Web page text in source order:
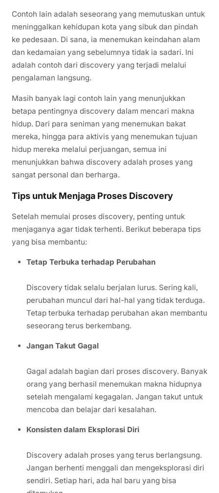
Contoh lain adalah seseorang yang memutuskan untuk
meninggalkan kehidupan kota yang sibuk dan pindah
ke pedesaan. Di sana, ia menemukan keindahan alam
dan kedamaian yang sebelumnya tidak ia sadari. Ini
adalah contoh dari discovery yang terjadi melalui
pengalaman langsung.
Masih banyak lagi contoh lain yang menunjukkan
betapa pentingnya discovery dalam mencari makna
hidup. Dari para seniman yang menemukan bakat
mereka, hingga para aktivis yang menemukan tujuan
hidup mereka melalui perjuangan, semua ini
menunjukkan bahwa discovery adalah proses yang
sangat personal dan berharga.
Tips untuk Menjaga Proses Discovery
Setelah memulai proses discovery, penting untuk
menjaganya agar tidak terhenti. Berikut beberapa tips
yang bisa membantu:
Tetap Terbuka terhadap Perubahan
Discovery tidak selalu berjalan lurus. Sering kali,
perubahan muncul dari hal-hal yang tidak terduga.
Tetap terbuka terhadap perubahan akan membantu
seseorang terus berkembang.
Jangan Takut Gagal
Gagal adalah bagian dari proses discovery. Banyak
orang yang berhasil menemukan makna hidupnya
setelah mengalami kegagalan. Jangan takut untuk
mencoba dan belajar dari kesalahan.
Konsisten dalam Eksplorasi Diri
Discovery adalah proses yang terus berlangsung.
Jangan berhenti menggali dan mengeksplorasi diri
sendiri. Setiap hari, ada hal baru yang bisa